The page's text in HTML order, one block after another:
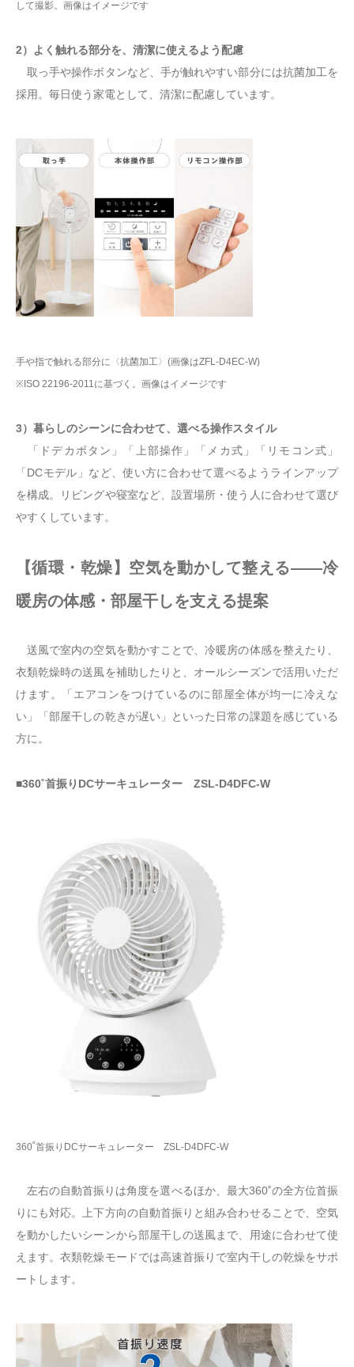
して撮影。画像はイメージです
2）よく触れる部分を、清潔に使えるよう配慮
取っ手や操作ボタンなど、手が触れやすい部分には抗菌加工を
採用。毎日使う家電として、清潔に配慮しています。
手や指で触れる部分に〈抗菌加工〉(画像はZFL-D4EC-W)
※ISO 22196-2011に基づく。画像はイメージです
3）暮らしのシーンに合わせて、選べる操作スタイル
「ドデカボタン」「上部操作」「メカ式」「リモコン式」
「DCモデル」など、使い方に合わせて選べるようラインアップ
を構成。リビングや寝室など、設置場所・使う人に合わせて選び
やすくしています。
【循環・乾燥】空気を動かして整える——冷
暖房の体感・部屋干しを支える提案
送風で室内の空気を動かすことで、冷暖房の体感を整えたり、
衣類乾燥時の送風を補助したりと、オールシーズンで活用いただ
けます。「エアコンをつけているのに部屋全体が均一に冷えな
い」「部屋干しの乾きが遅い」といった日常の課題を感じている
方に。
■360˚首振りDCサーキュレーター ZSL-D4DFC-W
360˚首振りDCサーキュレーター ZSL-D4DFC-W
左右の自動首振りは角度を選べるほか、最大360˚の全方位首振
りにも対応。上下方向の自動首振りと組み合わせることで、空気
を動かしたいシーンから部屋干しの送風まで、用途に合わせて使
えます。衣類乾燥モードでは高速首振りで室内干しの乾燥をサポ
ートします。